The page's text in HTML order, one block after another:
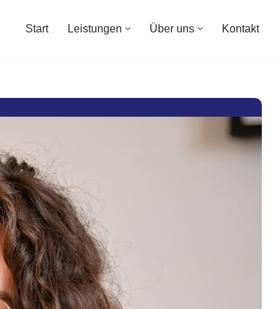
Start Leistungen Über uns Kontakt